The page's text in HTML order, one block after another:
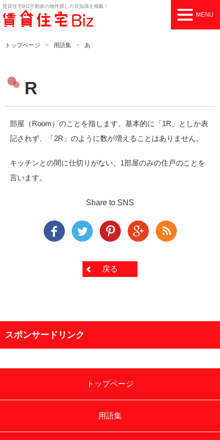
賃貸住宅BIZ不動産の物件探しの豆知識を掲載！
MENU
トップページ 用語集 あ
R
部屋（Room）のことを指します。基本的に「1R」としか表
記されず、「2R」のように数が増えることはありません。
キッチンとの間に仕切りがない、1部屋のみの住戸のことを
言います。
Share to SNS
戻る
スポンサードリンク
トップページ
用語集